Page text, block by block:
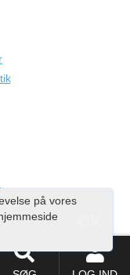
på vores